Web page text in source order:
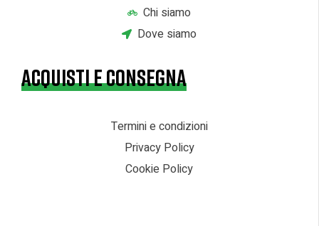
Chi siamo
Dove siamo
ACQUISTI E CONSEGNA
Termini e condizioni
Privacy Policy
Cookie Policy